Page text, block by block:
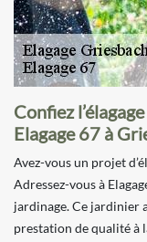
Confiez
Elagage 67 à
Avez-vous un projet
Adressez-vous à
jardinage. Ce jardinier
prestation de qualité à